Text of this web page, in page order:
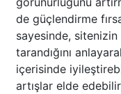
de güçlendirme
sayesinde, sitenizin
tarandığını
içerisinde
artışlar elde